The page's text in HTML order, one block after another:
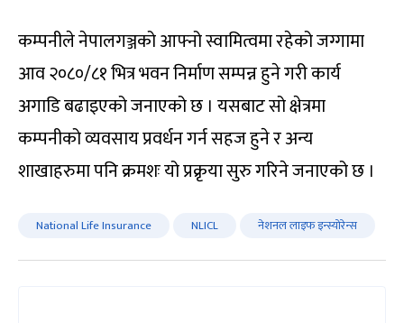
कम्पनीले नेपालगञ्जको आफ्नो स्वामित्वमा रहेको जग्गामा
आव २०८०/८१ भित्र भवन निर्माण सम्पन्न हुने गरी कार्य
अगाडि बढाइएको जनाएको छ । यसबाट सो क्षेत्रमा
कम्पनीको व्यवसाय प्रवर्धन गर्न सहज हुने र अन्य
शाखाहरुमा पनि क्रमशः यो प्रक्रृया सुरु गरिने जनाएको छ ।
National Life Insurance NLICL नेशनल लाइफ इन्स्योरेन्स